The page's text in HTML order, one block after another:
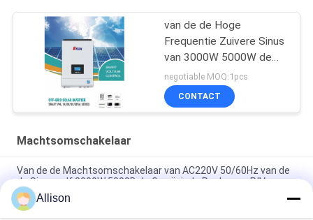
van de de Hoge
Frequentie Zuivere Sinus
van 3000W 5000W de
Golf Zonneomschakelaar
met MPPT
negotiable MOQ:1pcs
CONTACT
Machtsomschakelaar
Van de de Machtsomschakelaar van AC220V 50/60Hz van de
de Sinusgolf 3000W 5000B de Gewijzigde Reeks van P.IV
XL de Golfomschakelaar , Omschakelaar van de Reeks Zuivere
Allison